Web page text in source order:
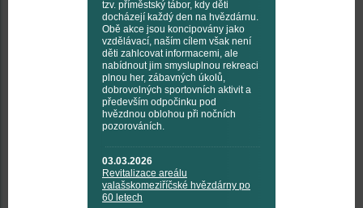
tzv. příměstský tábor, kdy děti
docházejí každý den na hvězdárnu.
Obě akce jsou koncipovány jako
vzdělávací, naším cílem však není
děti zahlcovat informacemi, ale
nabídnout jim smysluplnou rekreaci
plnou her, zábavných úkolů,
dobrovolných sportovních aktivit a
především odpočinku pod
hvězdnou oblohou při nočních
pozorováních.
03.03.2026
Revitalizace areálu
valašskomeziříčské hvězdárny po
60 letech